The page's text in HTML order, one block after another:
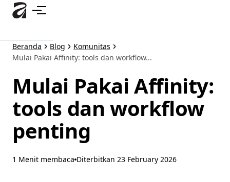
Lewati
utama
Beranda Blog
Komunitas
Mulai Pakai Affinity: tools dan workflow...
Mulai Pakai Affinity:
tools dan workflow
penting
1 Menit membaca Diterbitkan 23 February 2026